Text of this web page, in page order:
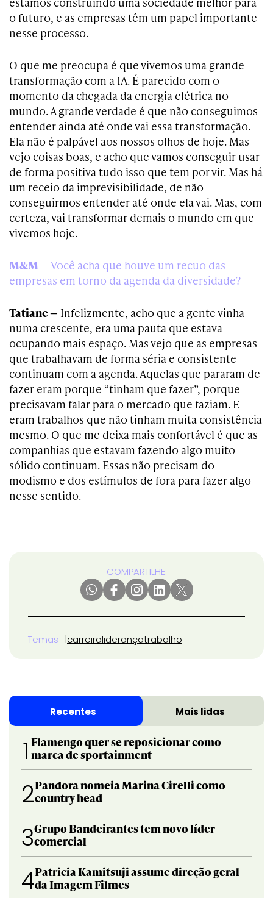
o futuro, e as empresas têm um papel importante
nesse processo.
O que me preocupa é que vivemos uma grande
transformação com a IA. É parecido com o
momento da chegada da energia elétrica no
mundo. A grande verdade é que não conseguimos
entender ainda até onde vai essa transformação.
Ela não é palpável aos nossos olhos de hoje. Mas
vejo coisas boas, e acho que vamos conseguir usar
de forma positiva tudo isso que tem por vir. Mas há
um receio da imprevisibilidade, de não
conseguirmos entender até onde ela vai. Mas, com
certeza, vai transformar demais o mundo em que
vivemos hoje.
M&M — Você acha que houve um recuo das
empresas em torno da agenda da diversidade?
Tatiane — Infelizmente, acho que a gente vinha
numa crescente, era uma pauta que estava
ocupando mais espaço. Mas vejo que as empresas
que trabalhavam de forma séria e consistente
continuam com a agenda. Aquelas que pararam de
fazer eram porque “tinham que fazer”, porque
precisavam falar para o mercado que faziam. E
eram trabalhos que não tinham muita consistência
mesmo. O que me deixa mais confortável é que as
companhias que estavam fazendo algo muito
sólido continuam. Essas não precisam do
modismo e dos estímulos de fora para fazer algo
nesse sentido.
COMPARTILHE:
Temas carreiraliderançatrabalho
Recentes Mais lidas
1 Flamengo quer se reposicionar como
marca de sportainment
2Pandora nomeia Marina Cirelli como
country head
3Grupo Bandeirantes tem novo líder
comercial
4Patricia Kamitsuji assume direção geral
da Imagem Filmes